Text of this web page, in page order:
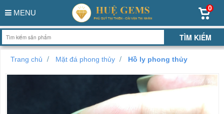
MENU
0
Trang chủ Mặt đá phong thủy Hồ ly phong thủy